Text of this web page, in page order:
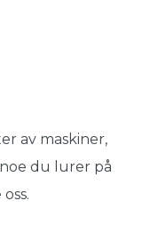
av maskiner,
du lurer på